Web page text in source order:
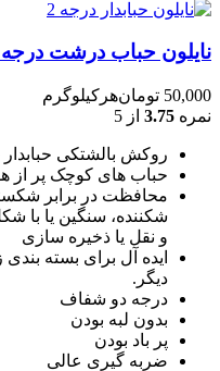
نایلون حباب درشت درجه ۲
50,000 تومانهرکیلوگرم
نمره 3.75 از 5
روکش بالشتکی حبابدار
حباب های کوچک پر از هوا، هر کدام 3 /
محافظت در برابر
شکننده، سنگين يا با
و نقل يا ذخيره سازی
ایده آل برای بسته
دیگر.
درجه دو شفاف
بدون لبه بودن
پر باد بودن
ضربه گیری عالی